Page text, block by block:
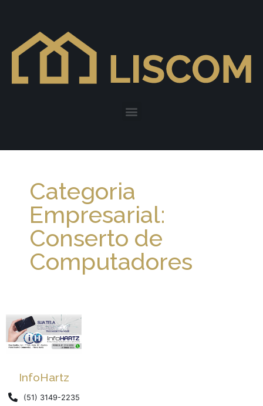
Categoria
Empresarial:
Conserto de
Computadores
InfoHartz
(51) 3149-2235